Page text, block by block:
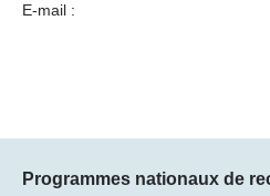
E-mail :
Programmes nationaux de